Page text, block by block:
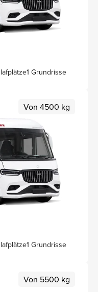
1 Grundrisse
Von 4500 kg
1 Grundrisse
Von 5500 kg